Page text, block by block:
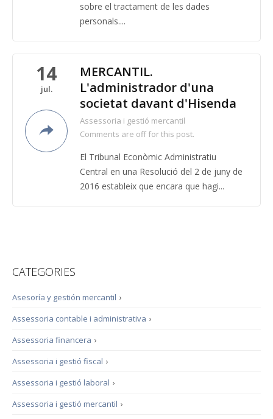
sobre el tractament de les dades
personals....
14
jul.
MERCANTIL.
L'administrador d'una
societat davant d'Hisenda
Assessoria i gestió mercantil
Comments are off for this post.
El Tribunal Econòmic Administratiu
Central en una Resolució del 2 de juny de
2016 estableix que encara que hagi...
CATEGORIES
›
Asesoría y gestión mercantil
›
Assessoria contable i administrativa
›
Assessoria financera
›
Assessoria i gestió fiscal
›
Assessoria i gestió laboral
›
Assessoria i gestió mercantil